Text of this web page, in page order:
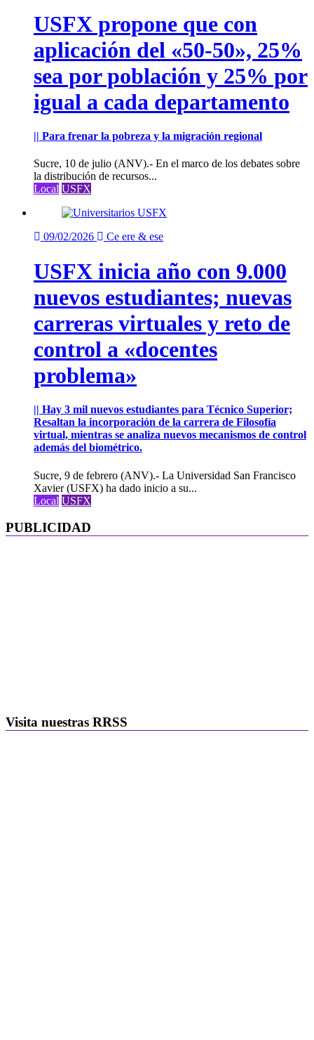
USFX propone que con
aplicación del «50-50», 25%
sea por población y 25% por
igual a cada departamento
|| Para frenar la pobreza y la migración regional
Sucre, 10 de julio (ANV).- En el marco de los debates sobre
la distribución de recursos...
Local USFX
09/02/2026 Ce ere & ese
USFX inicia año con 9.000
nuevos estudiantes; nuevas
carreras virtuales y reto de
control a «docentes
problema»
|| Hay 3 mil nuevos estudiantes para Técnico Superior;
Resaltan la incorporación de la carrera de Filosofía
virtual, mientras se analiza nuevos mecanismos de control
además del biométrico.
Sucre, 9 de febrero (ANV).- La Universidad San Francisco
Xavier (USFX) ha dado inicio a su...
Local USFX
PUBLICIDAD
Visita nuestras RRSS